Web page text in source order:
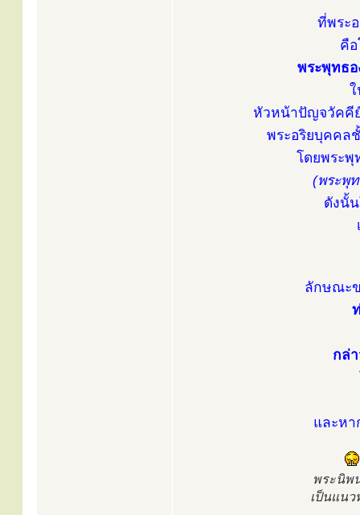
ที่พระ
คื
พระพุทธ
หัวหน้าปัญจวัคคี
พระอริยบุคคล
โดยพระ
(พระพุ
ดังนั้
ลักษณะ
กล่
และห
พระนิพ
เป็นแนว